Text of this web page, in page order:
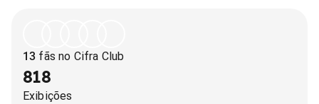
13 fãs no Cifra Club
818
Exibições